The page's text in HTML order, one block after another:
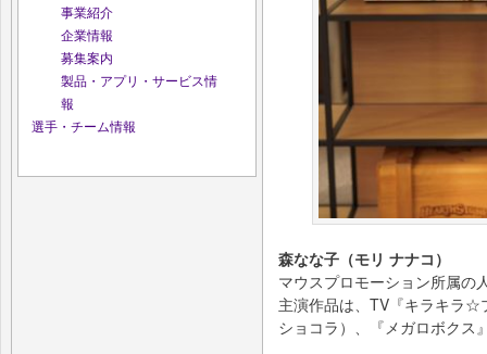
事業紹介
企業情報
募集案内
製品・アプリ・サービス情
報
選手・チーム情報
森なな子（モリ ナナコ）
マウスプロモーション所属の
主演作品は、TV『キラキラ☆
ショコラ）、『メガロボクス